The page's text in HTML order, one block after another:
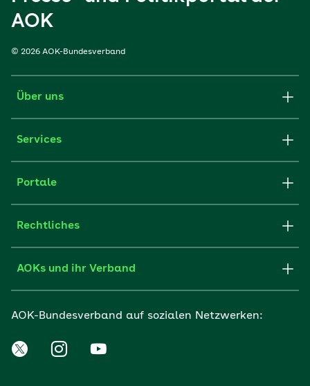
AOK
© 2026 AOK-Bundesverband
Über uns
Services
Portale
Rechtliches
AOKs und ihr Verband
AOK-Bundesverband auf sozialen Netzwerken: